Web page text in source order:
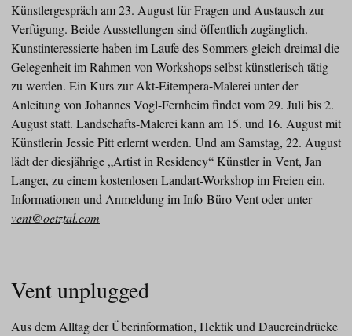
Künstlergespräch am 23. August für Fragen und Austausch zur
Verfügung. Beide Ausstellungen sind öffentlich zugänglich.
Kunstinteressierte haben im Laufe des Sommers gleich dreimal die
Gelegenheit im Rahmen von Workshops selbst künstlerisch tätig
zu werden. Ein Kurs zur Akt-Eitempera-Malerei unter der
Anleitung von Johannes Vogl-Fernheim findet vom 29. Juli bis 2.
August statt. Landschafts-Malerei kann am 15. und 16. August mit
Künstlerin Jessie Pitt erlernt werden. Und am Samstag, 22. August
lädt der diesjährige „Artist in Residency“ Künstler in Vent, Jan
Langer, zu einem kostenlosen Landart-Workshop im Freien ein.
Informationen und Anmeldung im Info-Büro Vent oder unter
vent@oetztal.com
Vent unplugged
Aus dem Alltag der Überinformation, Hektik und Dauereindrücke